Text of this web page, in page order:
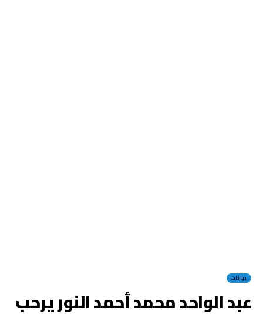
بيانات
عبد الواحد محمد أحمد النور يرحب